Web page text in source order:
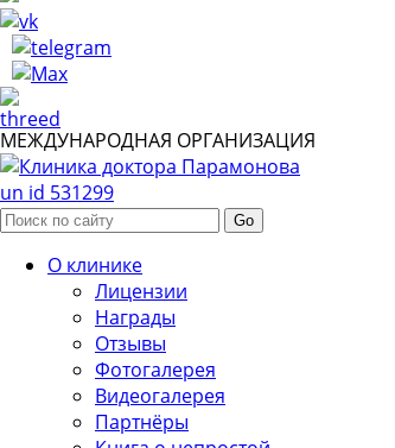
МЕЖДУНАРОДНАЯ ОРГАНИЗАЦИЯ
un id 531299
О клинике
Лицензии
Награды
Отзывы
Фотогалерея
Видеогалерея
Партнёры